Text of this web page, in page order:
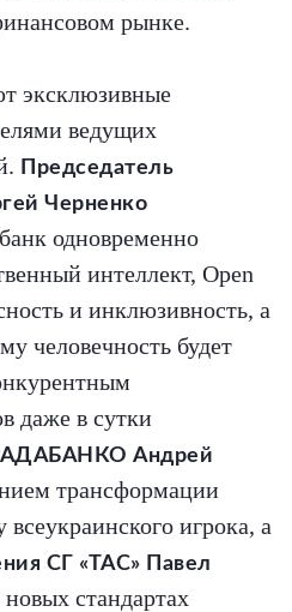
рынке.
эксклюзивные
ведущих
Председатель
Черненко
одновременно
интеллект, Open
и инклюзивность, а
человечность будет
даже в сутки
Андрей
трансформации
всеукраинского игрока, а
СГ «ТАС» Павел
новых стандартах